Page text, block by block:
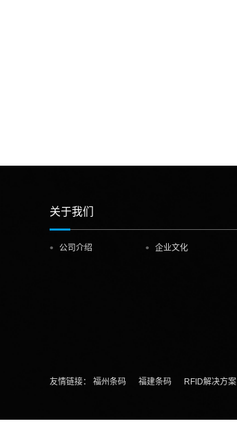
关于我们
公司介绍 企业文化
友情链接： 福州条码 福建条码 RFID解决方案